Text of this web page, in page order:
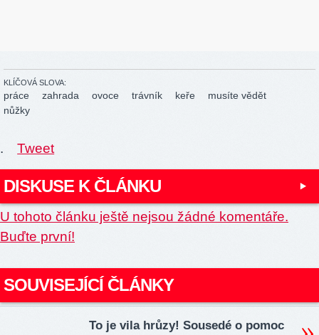
KLÍČOVÁ SLOVA:
práce zahrada ovoce trávník keře
musíte vědět
nůžky
. Tweet
DISKUSE K ČLÁNKU
U tohoto článku ještě nejsou žádné komentáře.
Buďte první!
SOUVISEJÍCÍ ČLÁNKY
To je vila hrůzy! Sousedé o pomoc